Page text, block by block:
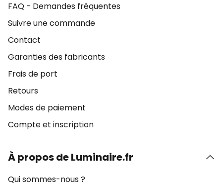
FAQ - Demandes fréquentes
Suivre une commande
Contact
Garanties des fabricants
Frais de port
Retours
Modes de paiement
Compte et inscription
À propos de Luminaire.fr
Qui sommes-nous ?